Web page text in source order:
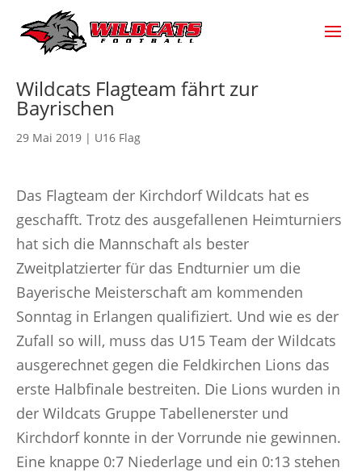
Wildcats Flagteam fährt zur
Bayrischen
29 Mai 2019 | U16 Flag
Das Flagteam der Kirchdorf Wildcats hat es
geschafft. Trotz des ausgefallenen Heimturniers
hat sich die Mannschaft als bester
Zweitplatzierter für das Endturnier um die
Bayerische Meisterschaft am kommenden
Sonntag in Erlangen qualifiziert. Und wie es der
Zufall so will, muss das U15 Team der Wildcats
ausgerechnet gegen die Feldkirchen Lions das
erste Halbfinale bestreiten. Die Lions wurden in
der Wildcats Gruppe Tabellenerster und
Kirchdorf konnte in der Vorrunde nie gewinnen.
Eine knappe 0:7 Niederlage und ein 0:13 stehen